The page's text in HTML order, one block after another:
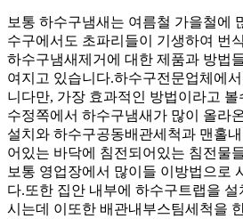
보통 하수구냄새는 여름철 가을철에
수구에서도 초파리들이 기생하여 번
하수구냄새제거에 대한 제품과 방법
여지고 있습니다.하수구전문업체에
니다만, 가장 효과적인 방법이라고
수정쪽에서 하수구냄새가 많이 올라
설치와 하수구공동배관세척과 맨홀
어있는 바닥에 침전되어있는 침전물
보통 영업장에서 많이들 이방법으로
다.또한 집안 내부에 하수구트랩을
시는데 이또한 배관내부스팀세척을